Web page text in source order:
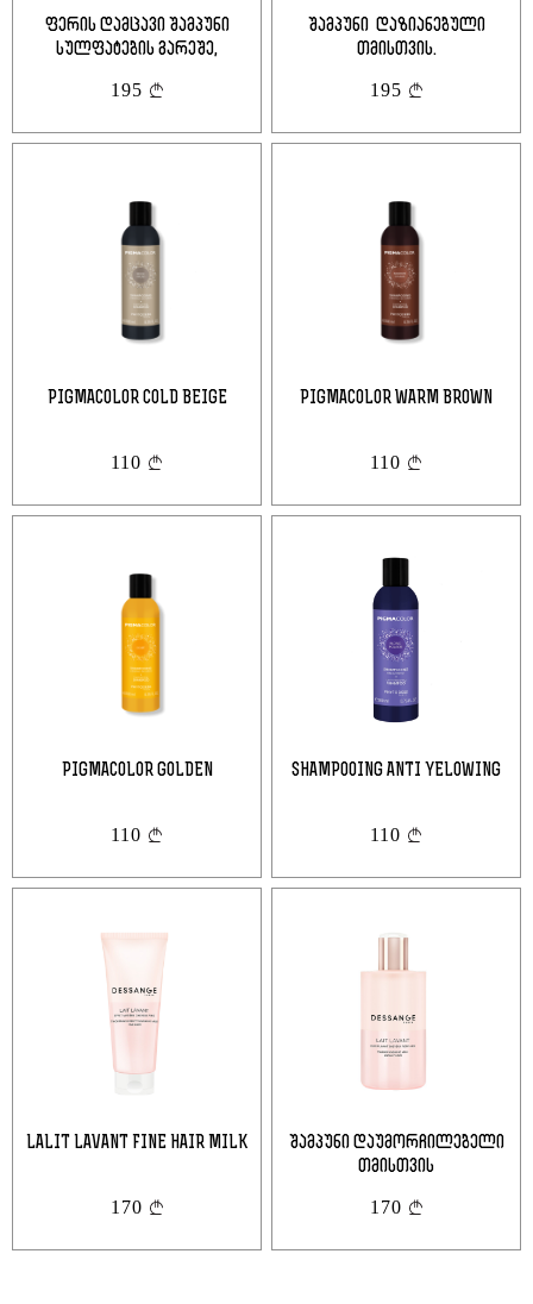
ფერის დამცავი შამპუნი
სულფატების გარეშე,
195
შამპუნი დაზიანებული
თმისთვის.
195
PIGMACOLOR COLD BEIGE
110
PIGMACOLOR WARM BROWN
110
PIGMACOLOR GOLDEN
110
SHAMPOOING ANTI YELOWING
110
LALIT LAVANT FINE HAIR MILK
170
შამპუნი დაუმორჩილებელი
თმისთვის
170
პაროლის აღდგენა
დაიმახსოვრე
Გაუქმება Შესვლა
პაროლის აღდგენა